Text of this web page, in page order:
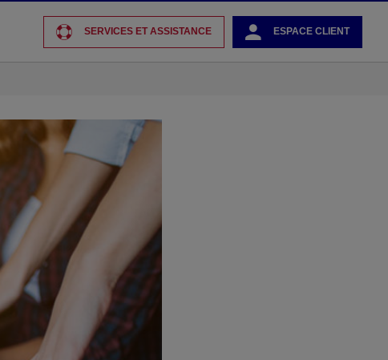
SERVICES ET ASSISTANCE ESPACE CLIENT